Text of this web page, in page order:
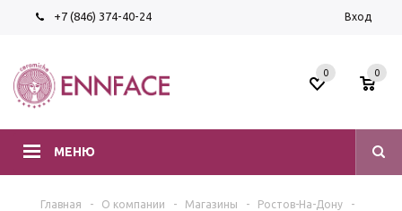
+7 (846) 374-40-24 Вход
МЕНЮ
0 0
Главная - О компании - Магазины - Ростов-На-Дону
-